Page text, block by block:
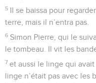
5 Il se baissa pour
terre, mais il n’entra pas.
6 Simon Pierre, qui le
le tombeau. Il vit les
7 et aussi le linge qui
linge n’était pas avec les